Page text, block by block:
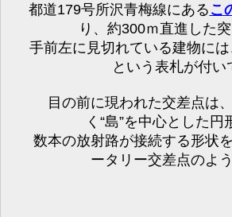
都道179号所沢青梅線にある こ
り、約300ｍ直進した突
手前左に見切れている建物に
という表札が付い
目の前に現われた交差点は
く“島”を中心とした円
数本の放射路が接続する形状
ータリー交差点のよ